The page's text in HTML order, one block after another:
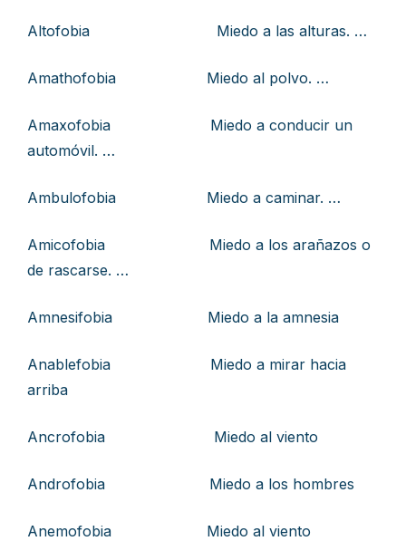
Altofobia Miedo a las alturas. …
Amathofobia Miedo al polvo. …
Amaxofobia Miedo a conducir un
automóvil. …
Ambulofobia Miedo a caminar. …
Amicofobia Miedo a los arañazos o
de rascarse. …
Amnesifobia Miedo a la amnesia
Anablefobia Miedo a mirar hacia
arriba
Ancrofobia Miedo al viento
Androfobia Miedo a los hombres
Anemofobia Miedo al viento